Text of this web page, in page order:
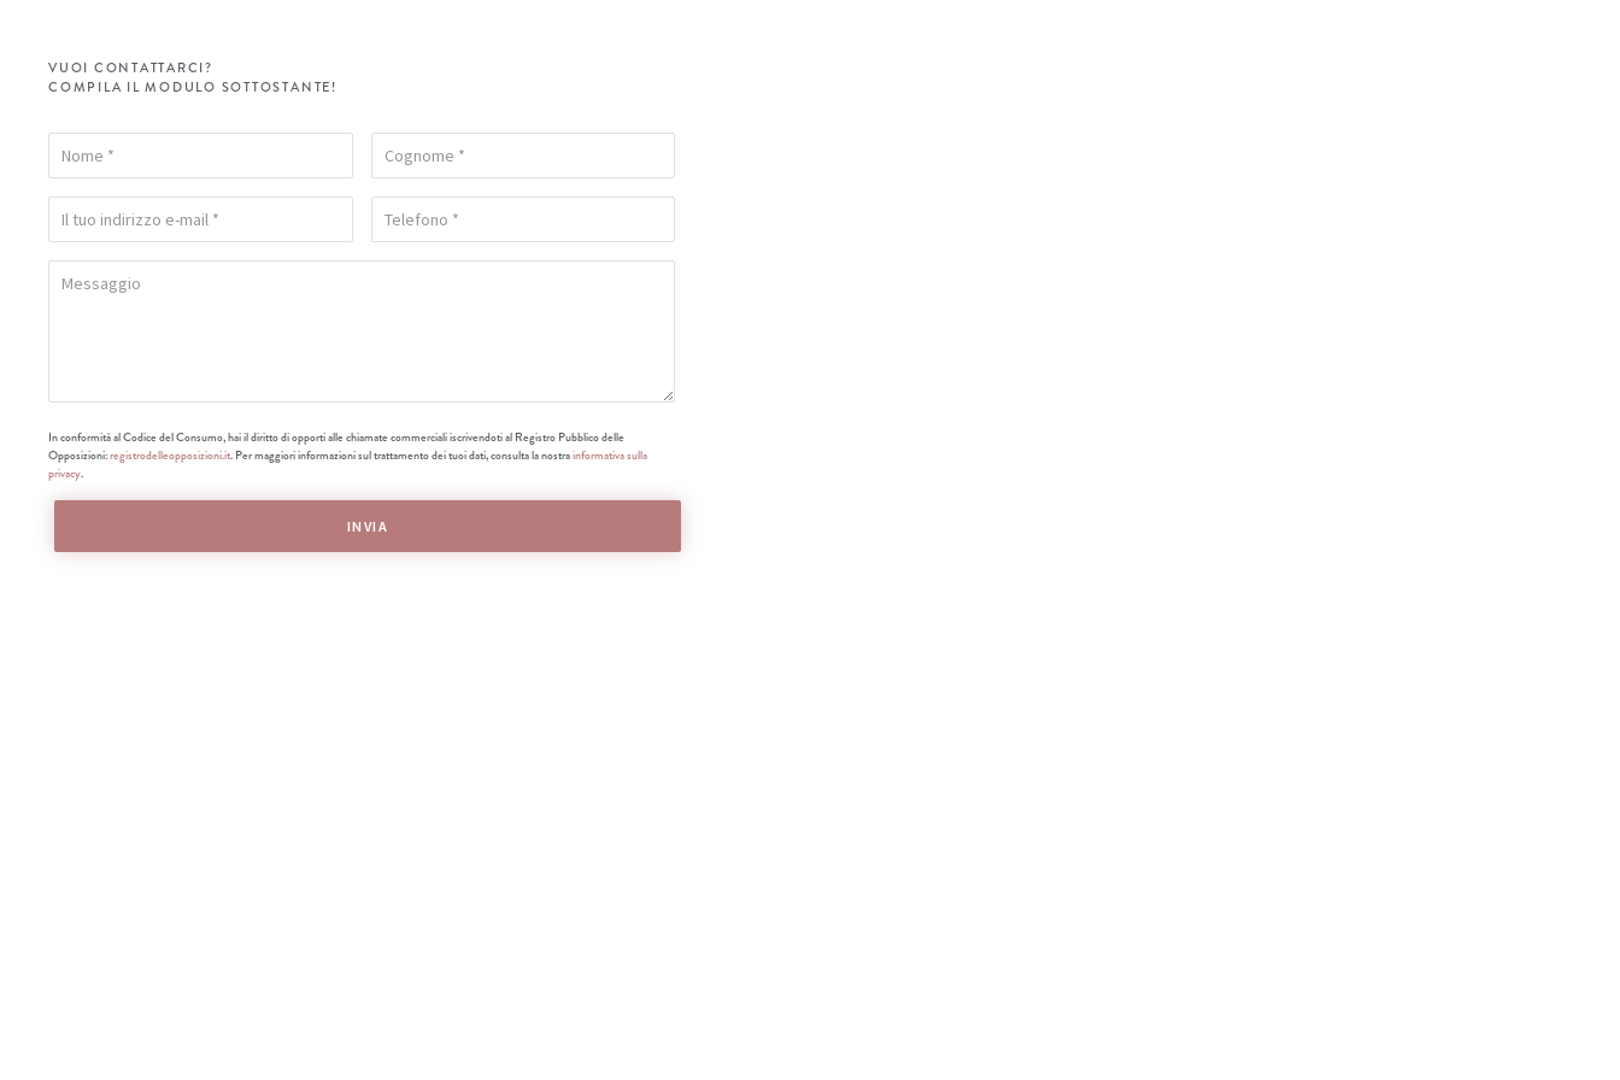
VUOI CONTATTARCI?
COMPILA IL MODULO SOTTOSTANTE!
In conformità al Codice del Consumo, hai il diritto di opporti alle chiamate commerciali iscrivendoti al Registro Pubblico delle
Opposizioni:registrodelleopposizioni.it. Per maggiori informazioni sul trattamento dei tuoi dati, consulta la nostrainformativa sulla
privacy.